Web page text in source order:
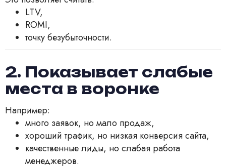
LTV,
ROMI,
точку безубыточности.
2. Показывает слабые
места в воронке
Например:
много заявок, но мало продаж,
хороший трафик, но низкая конверсия сайта,
качественные лиды, но слабая работа
менеджеров.